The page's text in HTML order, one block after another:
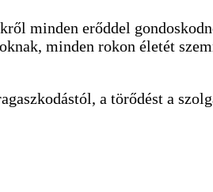
minden erőddel
minden rokon életét
a törődést a